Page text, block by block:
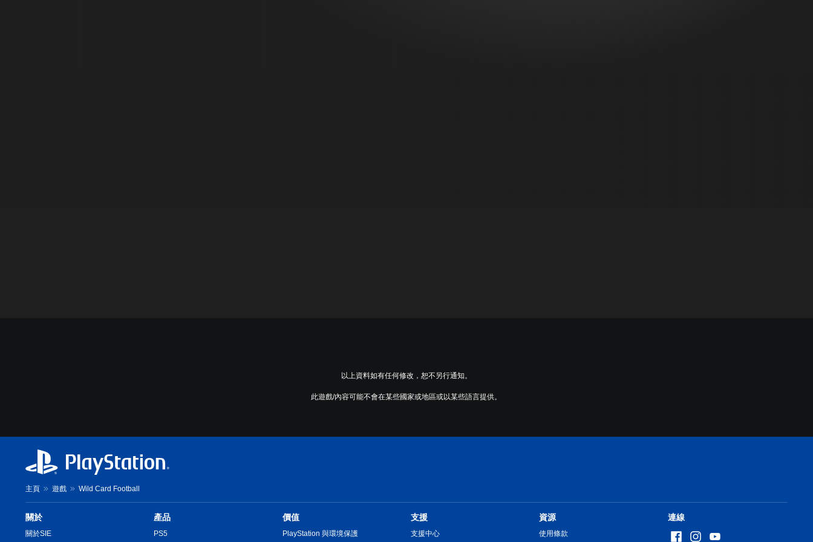
以上資料如有任何修改，恕不另行通知。
此遊戲/內容可能不會在某些國家或地區或以某些語言提供。
主頁 遊戲 Wild Card Football
關於
關於SIE
產品
PS5
價值
PlayStation 與環境保護
支援
支援中心
資源
使用條款
連線